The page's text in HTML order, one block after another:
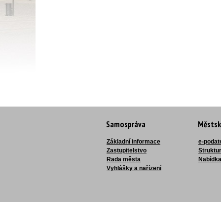
Samospráva
Základní informace
Zastupitelstvo
Rada města
Vyhlášky a nařízení
e-